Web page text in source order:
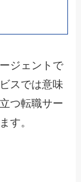
ジェントで
スでは意味
つ転職サー
す。